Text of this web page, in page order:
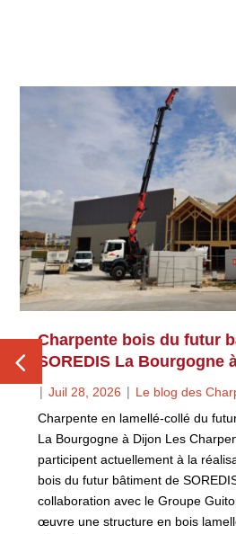
Charpente bois du futur
SOREDIS La Bourgogne
| Juil 28, 2026 | Le blog des
Charpente en lamellé-collé du
La Bourgogne à Dijon Les
participent actuellement à la
bois du futur bâtiment de
collaboration avec le Groupe
œuvre une structure en bois